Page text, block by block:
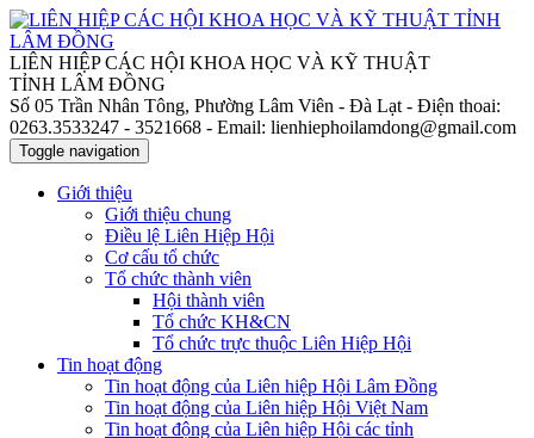
LIÊN HIỆP CÁC HỘI KHOA HỌC VÀ KỸ THUẬT
TỈNH LÂM ĐỒNG
Số 05 Trần Nhân Tông, Phường Lâm Viên - Đà Lạt - Điện thoai:
0263.3533247 - 3521668 - Email: lienhiephoilamdong@gmail.com
Toggle navigation
Giới thiệu
Giới thiệu chung
Điều lệ Liên Hiệp Hội
Cơ cấu tổ chức
Tổ chức thành viên
Hội thành viên
Tổ chức KH&CN
Tổ chức trực thuộc Liên Hiệp Hội
Tin hoạt động
Tin hoạt động của Liên hiệp Hội Lâm Đồng
Tin hoạt động của Liên hiệp Hội Việt Nam
Tin hoạt động của Liên hiệp Hội các tỉnh